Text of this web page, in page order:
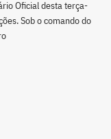
Oficial desta terça-
Sob o comando do